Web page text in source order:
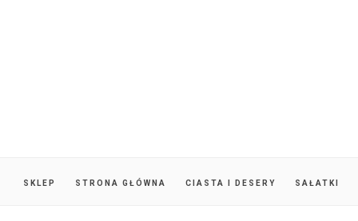
SKLEP STRONA GŁÓWNA CIASTA I DESERY SAŁATKI